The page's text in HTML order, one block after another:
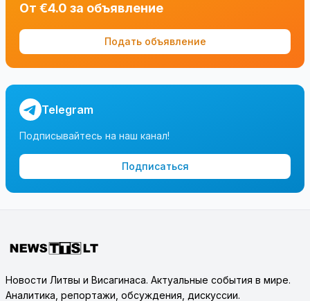
От €4.0 за объявление
Подать объявление
Telegram
Подписывайтесь на наш канал!
Подписаться
Новости Литвы и Висагинаса. Актуальные события в мире.
Аналитика, репортажи, обсуждения, дискуссии.